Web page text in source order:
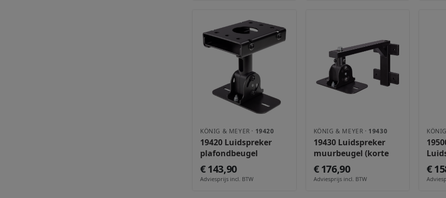
KÖNIG & MEYER · 19420
19420 Luidspreker
plafondbeugel
€ 143,90
Adviesprijs incl. BTW
KÖNIG & MEYER · 19430
19430 Luidspreker
muurbeugel (korte
arm)
€ 176,90
Adviesprijs incl. BTW
€